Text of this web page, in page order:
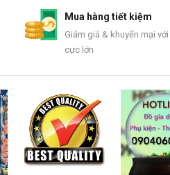
Mua hàng tiết kiệm
Giảm giá & khuyến mại
cực lớn